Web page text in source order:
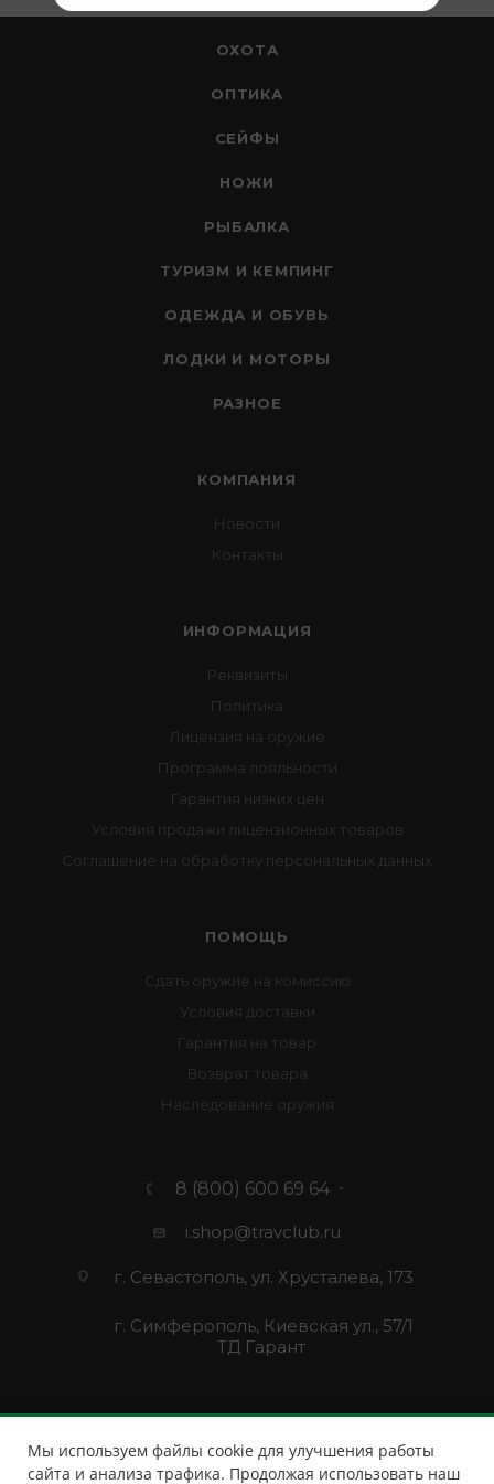
ОХОТА
ОПТИКА
СЕЙФЫ
НОЖИ
РЫБАЛКА
ТУРИЗМ И КЕМПИНГ
ОДЕЖДА И ОБУВЬ
ЛОДКИ И МОТОРЫ
РАЗНОЕ
КОМПАНИЯ
Новости
Контакты
ИНФОРМАЦИЯ
Реквизиты
Политика
Лицензия на оружие
Программа лояльности
Гарантия низких цен
Условия продажи лицензионных товаров
Соглашение на обработку персональных данных
ПОМОЩЬ
Сдать оружие на комиссию
Условия доставки
Гарантия на товар
Возврат товара
Наследование оружия
8 (800) 600 69 64
i.shop@travclub.ru
г. Севастополь, ул. Хрусталева, 173
г. Симферополь, Киевская ул., 57/1
ТД Гарант
Мы используем файлы cookie для улучшения работы
сайта и анализа трафика. Продолжая использовать наш